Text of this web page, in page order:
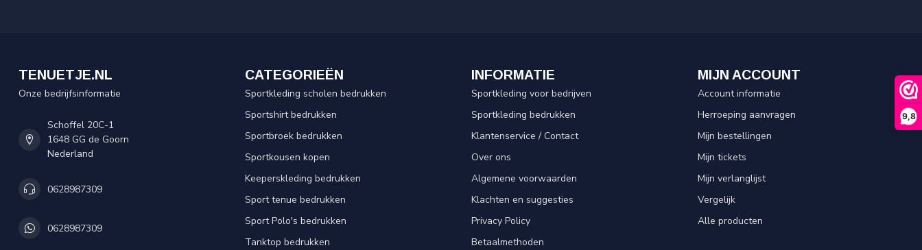
9,8
TENUETJE.NL
Onze bedrijfsinformatie
Schoffel 20C-1
1648 GG de Goorn
Nederland
0628987309
0628987309
CATEGORIEËN
Sportkleding scholen bedrukken
Sportshirt bedrukken
Sportbroek bedrukken
Sportkousen kopen
Keeperskleding bedrukken
Sport tenue bedrukken
Sport Polo's bedrukken
Tanktop bedrukken
INFORMATIE
Sportkleding voor bedrijven
Sportkleding bedrukken
Klantenservice / Contact
Over ons
Algemene voorwaarden
Klachten en suggesties
Privacy Policy
Betaalmethoden
MIJN ACCOUNT
Account informatie
Herroeping aanvragen
Mijn bestellingen
Mijn tickets
Mijn verlanglijst
Vergelijk
Alle producten